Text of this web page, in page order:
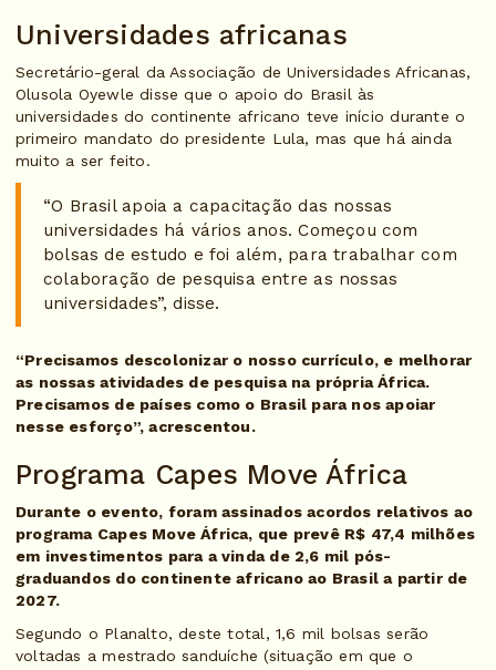
Universidades africanas
Secretário-geral da Associação de Universidades Africanas,
Olusola Oyewle disse que o apoio do Brasil às
universidades do continente africano teve início durante o
primeiro mandato do presidente Lula, mas que há ainda
muito a ser feito.
“O Brasil apoia a capacitação das nossas
universidades há vários anos. Começou com
bolsas de estudo e foi além, para trabalhar com
colaboração de pesquisa entre as nossas
universidades”, disse.
“Precisamos descolonizar o nosso currículo, e melhorar
as nossas atividades de pesquisa na própria África.
Precisamos de países como o Brasil para nos apoiar
nesse esforço”, acrescentou.
Programa Capes Move África
Durante o evento, foram assinados acordos relativos ao
programa Capes Move África, que prevê R$ 47,4 milhões
em investimentos para a vinda de 2,6 mil pós-
graduandos do continente africano ao Brasil a partir de
2027.
Segundo o Planalto, deste total, 1,6 mil bolsas serão
voltadas a mestrado sanduíche (situação em que o